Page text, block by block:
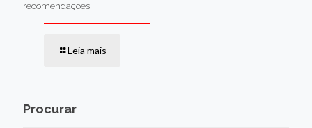
recomendações!
Leia mais
Procurar